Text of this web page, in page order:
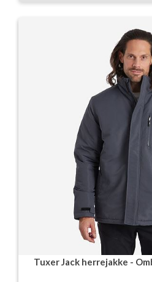
Tuxer Jack herrejakke -